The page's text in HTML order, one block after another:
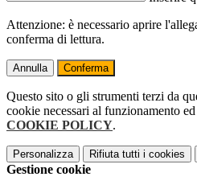
Attenzione: è necessario aprire
conferma di lettura.
Annulla Conferma
Questo sito o gli strumenti terzi da
cookie necessari al funzionamento
COOKIE POLICY.
Personalizza Rifiuta tutti i cookies
Gestione cookie